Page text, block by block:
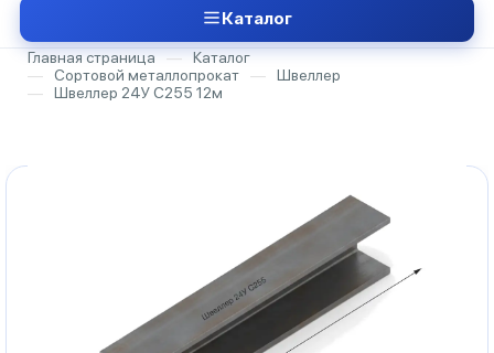
Каталог
Главная страница —
Каталог
—
Сортовой металлопрокат —
Швеллер
—
Швеллер 24У С255 12м